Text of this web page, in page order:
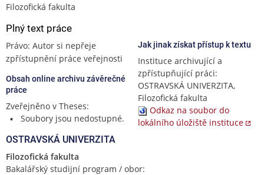
Filozofická fakulta
Plný text práce
Právo: Autor si nepřeje
zpřístupnění práce veřejnosti
Obsah online archivu závěrečné
práce
Zveřejněno v Theses:
Soubory jsou nedostupné.
Jak jinak získat přístup k textu
Instituce archivující a
zpřístupňující práci:
OSTRAVSKÁ UNIVERZITA,
Filozofická fakulta
Odkaz na soubor do
lokálního úložiště instituce
OSTRAVSKÁ UNIVERZITA
Filozofická fakulta
Bakalářský studijní program / obor: